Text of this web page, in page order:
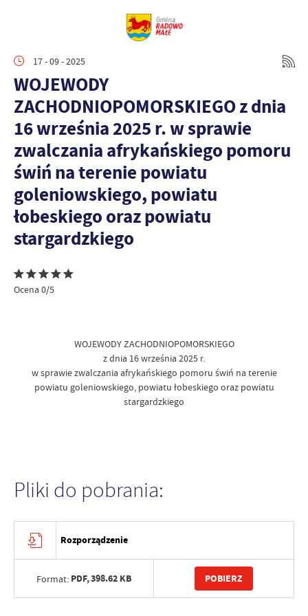
17 - 09 - 2025
WOJEWODY
ZACHODNIOPOMORSKIEGO z dnia
16 września 2025 r. w sprawie
zwalczania afrykańskiego pomoru
świń na terenie powiatu
goleniowskiego, powiatu
łobeskiego oraz powiatu
stargardzkiego
Ocena 0/5
WOJEWODY ZACHODNIOPOMORSKIEGO
z dnia 16 września 2025 r.
w sprawie zwalczania afrykańskiego pomoru świń na terenie
powiatu goleniowskiego, powiatu łobeskiego oraz powiatu
stargardzkiego
Pliki do pobrania:
Rozporządzenie
Format: PDF,398.62 KB POBIERZ